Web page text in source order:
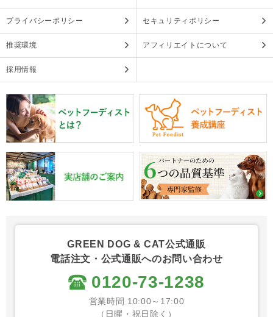
プライバシーポリシー セキュリティポリシー
推奨環境 アフィリエイトについて
採用情報
GREEN DOG & CAT公式通販
電話注文・公式通販へのお問い合わせ
0120-73-1238
営業時間 10:00～17:00
（日曜・祝日除く）